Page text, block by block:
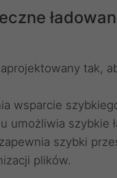
tak,
wsparcie
umożliwia szybkie
szybki
plików.